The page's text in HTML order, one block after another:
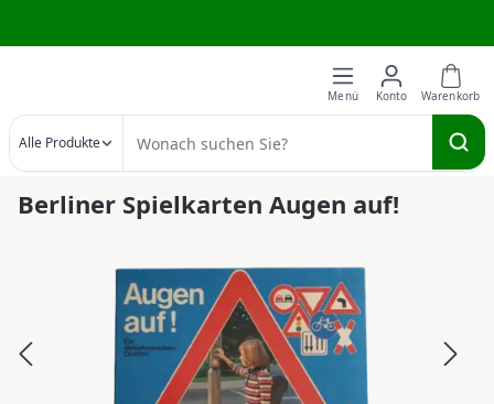
Alle Produkte
Berliner Spielkarten Augen auf!